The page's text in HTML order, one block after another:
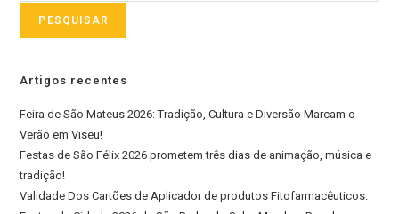
PESQUISAR
Artigos recentes
Feira de São Mateus 2026: Tradição, Cultura e Diversão Marcam o
Verão em Viseu!
Festas de São Félix 2026 prometem três dias de animação, música e
tradição!
Validade Dos Cartões de Aplicador de produtos Fitofarmacêuticos.